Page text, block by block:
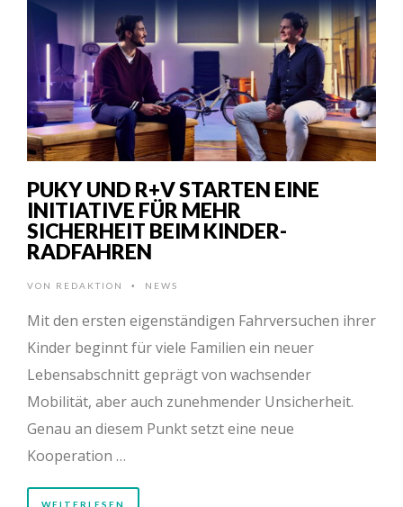
PUKY UND R+V STARTEN EINE
INITIATIVE FÜR MEHR
SICHERHEIT BEIM KINDER-
RADFAHREN
VON REDAKTION • NEWS
Mit den ersten eigenständigen Fahrversuchen ihrer
Kinder beginnt für viele Familien ein neuer
Lebensabschnitt geprägt von wachsender
Mobilität, aber auch zunehmender Unsicherheit.
Genau an diesem Punkt setzt eine neue
Kooperation …
WEITERLESEN